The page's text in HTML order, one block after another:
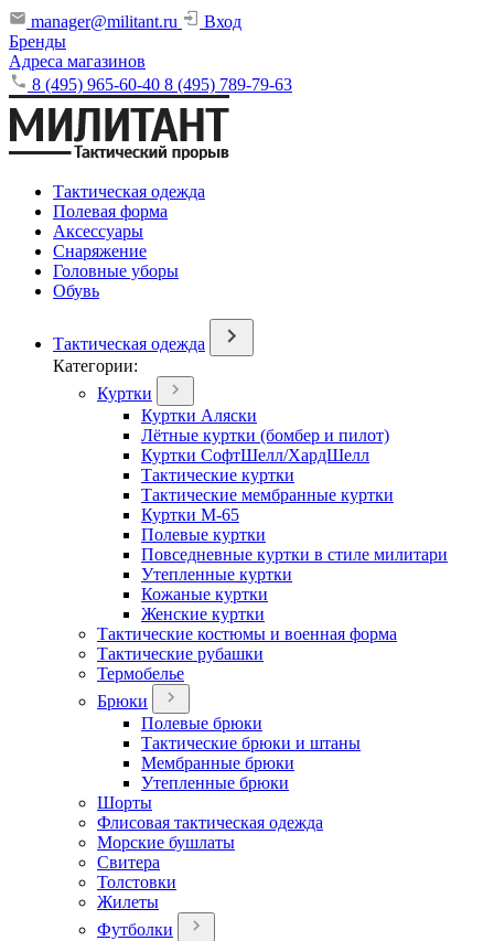
manager@militant.ru
Вход
Бренды
Адреса магазинов
8 (495) 965-60-40 8 (495) 789-79-63
Тактическая одежда
Полевая форма
Аксессуары
Снаряжение
Головные уборы
Обувь
Тактическая одежда
Категории:
Куртки
Куртки Аляски
Лётные куртки (бомбер и пилот)
Куртки СофтШелл/ХардШелл
Тактические куртки
Тактические мембранные куртки
Куртки М-65
Полевые куртки
Повседневные куртки в стиле милитари
Утепленные куртки
Кожаные куртки
Женские куртки
Тактические костюмы и военная форма
Тактические рубашки
Термобелье
Брюки
Полевые брюки
Тактические брюки и штаны
Мембранные брюки
Утепленные брюки
Шорты
Флисовая тактическая одежда
Морские бушлаты
Свитера
Толстовки
Жилеты
Футболки